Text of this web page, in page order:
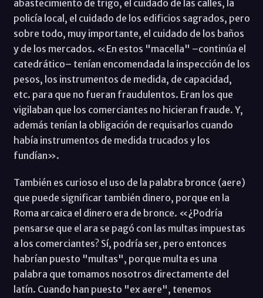
abastecimiento de trigo, el cuidado de las calles, la
policía local, el cuidado de los edificios sagrados, pero
sobre todo, muy importante, el cuidado de los baños
y de los mercados. «En estos "macella" –continúa el
catedrático– tenían encomendada la inspección de los
pesos, los instrumentos de medida, de capacidad,
etc. para que no fueran fraudulentos. Eran los que
vigilaban que los comerciantes no hicieran fraude. Y,
además tenían la obligación de requisarlos cuando
había instrumentos de medida trucados y los
fundían».
También es curioso el uso de la palabra bronce (aere)
que puede significar también dinero, porque en la
Roma arcaica el dinero era de bronce. «¿Podría
pensarse que el ara se pagó con las multas impuestas
a los comerciantes? Sí, podría ser, pero entonces
habrían puesto "multas", porque multa es una
palabra que tomamos nosotros directamente del
latín. Cuando han puesto "ex aere", tenemos